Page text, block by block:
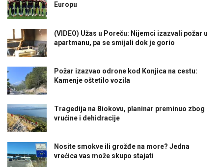
Europu
(VIDEO) Užas u Poreču: Nijemci izazvali požar u
apartmanu, pa se smijali dok je gorio
Požar izazvao odrone kod Konjica na cestu:
Kamenje oštetilo vozila
Tragedija na Biokovu, planinar preminuo zbog
vrućine i dehidracije
Nosite smokve ili grožđe na more? Jedna
vrećica vas može skupo stajati